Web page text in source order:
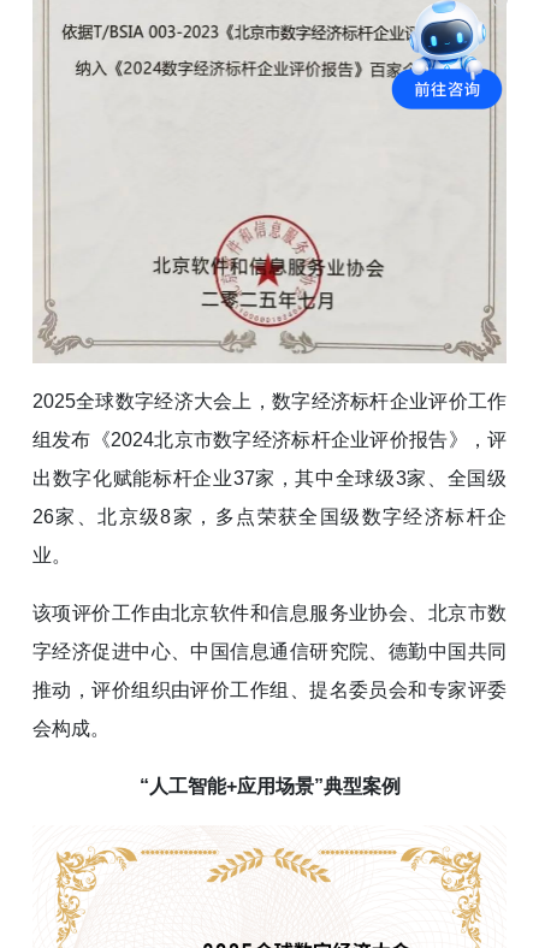
2025全球数字经济大会上，数字经济标杆企业评价工作
组发布《2024北京市数字经济标杆企业评价报告》，评
出数字化赋能标杆企业37家，其中全球级3家、全国级
26家、北京级8家，多点荣获全国级数字经济标杆企
业。
该项评价工作由北京软件和信息服务业协会、北京市数
字经济促进中心、中国信息通信研究院、德勤中国共同
推动，评价组织由评价工作组、提名委员会和专家评委
会构成。
“人工智能+应用场景”典型案例